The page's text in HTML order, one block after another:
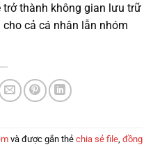
trở thành không gian lưu trữ
cả cá nhân lẫn nhóm
và được gắn thẻ chia sẻ file, đồng